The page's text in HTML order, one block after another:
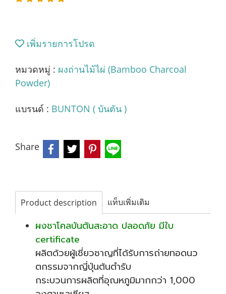
เพิ่มรายการโปรด
หมวดหมู่ : ผงถ่านไม้ไผ่ (Bamboo Charcoal
Powder)
แบรนด์ : BUNTON ( บันตัน )
Share
Product description แท็บเพิ่มเติม
ผงชาโคลบันตันสะอาด ปลอดภัย มีใบ
certificate
ผลิตด้วยผู้เชี่ยวชาญที่ได้รับการถ่ายทอดนว
ตกรรมจากญี่ปุ่นต้นตำรับ
กระบวนการผลิตที่อุณหภูมิมากกว่า 1,000